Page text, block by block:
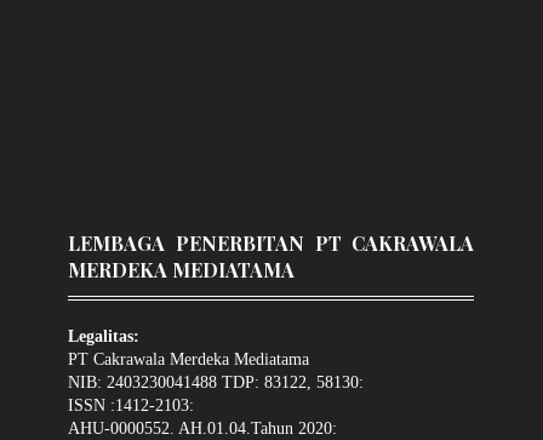
LEMBAGA PENERBITAN PT CAKRAWALA
MERDEKA MEDIATAMA
Legalitas:
PT Cakrawala Merdeka Mediatama
NIB: 2403230041488 TDP: 83122, 58130:
ISSN :1412-2103:
AHU-0000552. AH.01.04.Tahun 2020: